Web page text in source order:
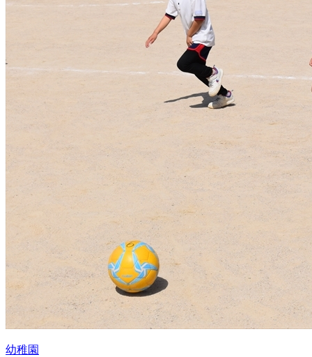
幼稚園